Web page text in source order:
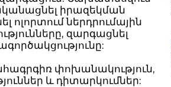
իրազեկման
ոլորտում ներդրումային
զարգացնել
փոխանակություն,
և դիտարկումներ: